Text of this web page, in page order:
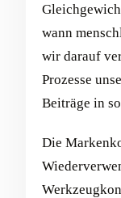
wann
wir darauf
Prozesse
Beiträge in
Die